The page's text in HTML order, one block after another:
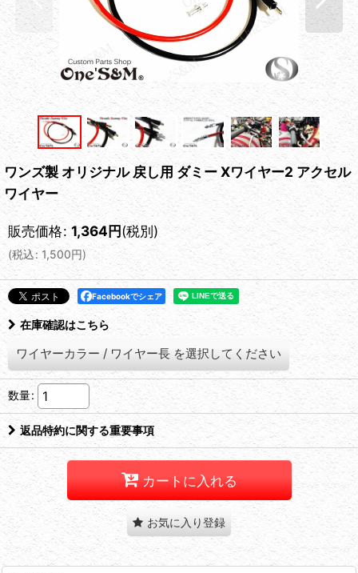
ワンズ製 オリジナル 戻し用 ダミー Xワイヤー2 アクセル
ワイヤー
販売価格: 1,364円(税別)
(税込: 1,500円)
Facebookでシェア
在庫確認はこちら
ワイヤーカラー / ワイヤー長 を選択してください
数量:
返品特約に関する重要事項
カートに入れる
お気に入り登録